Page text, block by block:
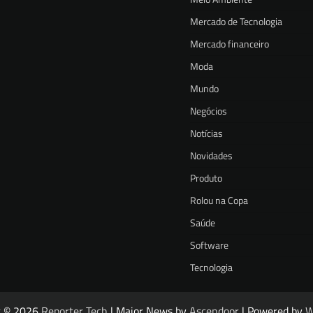
Mercado de Tecnologia
Mercado financeiro
Moda
Mundo
Negócios
Notícias
Novidades
Produto
Rolou na Copa
Saúde
Software
Tecnologia